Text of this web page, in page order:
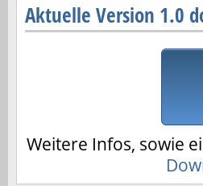
Aktuelle Version 1.0
Weitere Infos, sowie